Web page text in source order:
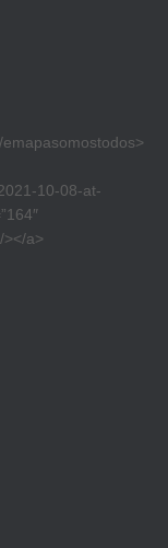
10-08-at-
></a>